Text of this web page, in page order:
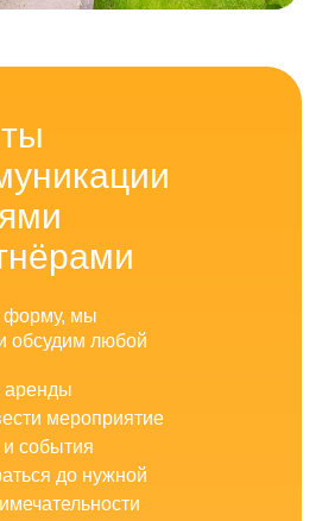
форму, мы
обсудим любой
аренды
мероприятие
и события
до нужной